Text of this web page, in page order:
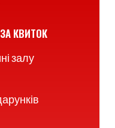
ЗА КВИТОК
залу